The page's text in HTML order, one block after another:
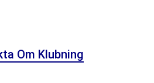
Om Klubning